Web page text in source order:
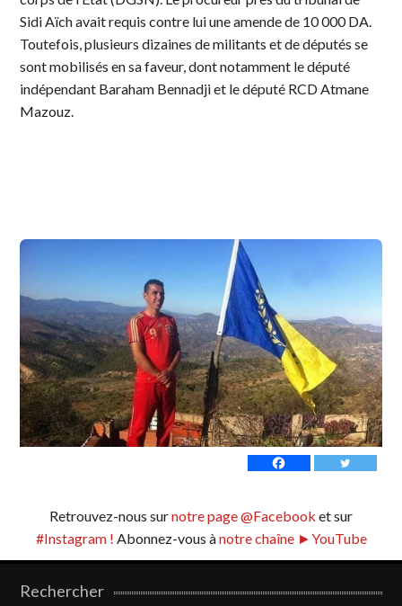
Sidi Aïch avait requis contre lui une amende de 10 000 DA.
Toutefois, plusieurs dizaines de militants et de députés se
sont mobilisés en sa faveur, dont notamment le député
indépendant Baraham Bennadji et le député RCD Atmane
Mazouz.
Retrouvez-nous surnotre page @Facebook et sur
#Instagram ! Abonnez-vous ànotre chaîne ►YouTube
Rechercher